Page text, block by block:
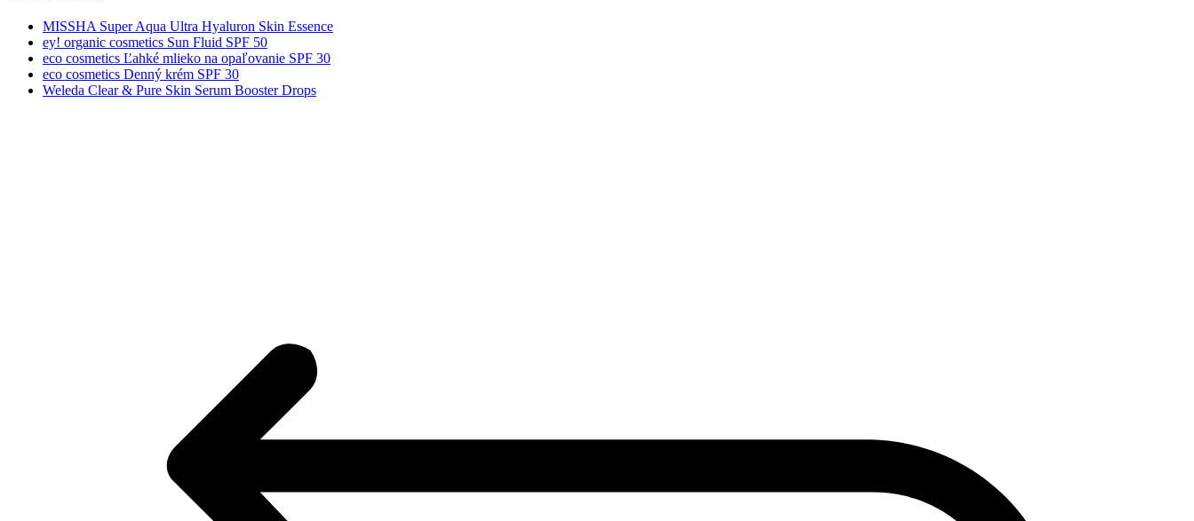
MISSHA Super Aqua Ultra Hyaluron Skin Essence
ey! organic cosmetics Sun Fluid SPF 50
eco cosmetics Ľahké mlieko na opaľovanie SPF 30
eco cosmetics Denný krém SPF 30
Weleda Clear & Pure Skin Serum Booster Drops